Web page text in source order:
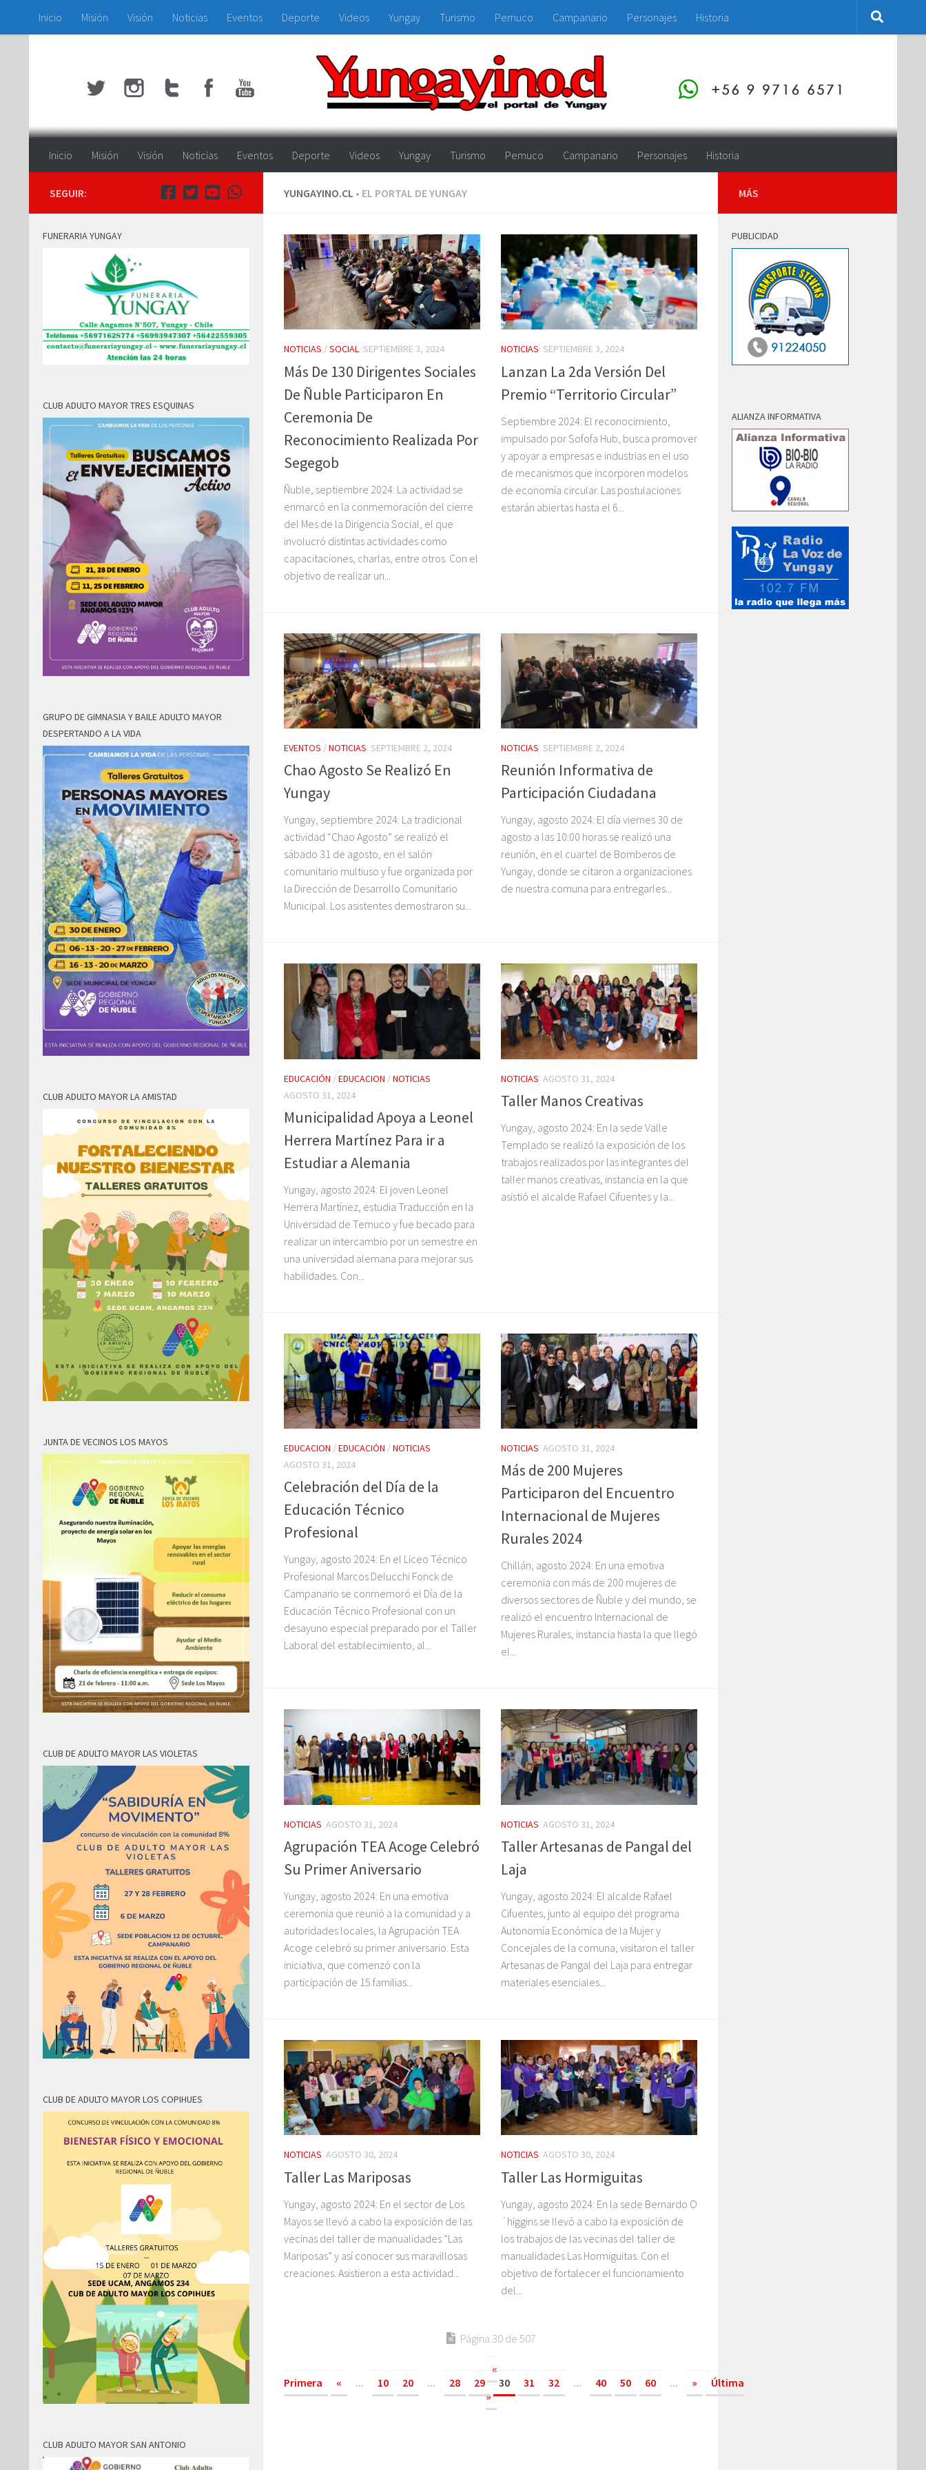
Saltar al contenido
Inicio Misión Visión Noticias Eventos Deporte Videos Yungay Turismo Pemuco Campanario Personajes Historia
Inicio Misión Visión Noticias Eventos Deporte Videos Yungay Turismo Pemuco Campanario Personajes Historia
YUNGAYINO.CL • EL PORTAL DE YUNGAY
NOTICIAS /SOCIAL SEPTIEMBRE 3, 2024
Más De 130 Dirigentes Sociales
De Ñuble Participaron En
Ceremonia De
Reconocimiento Realizada Por
Segegob
Ñuble, septiembre 2024: La actividad se
enmarcó en la conmemoración del cierre
del Mes de la Dirigencia Social, el que
involucró distintas actividades como
capacitaciones, charlas, entre otros. Con el
objetivo de realizar un...
NOTICIAS SEPTIEMBRE 3, 2024
Lanzan La 2da Versión Del
Premio “Territorio Circular”
Septiembre 2024: El reconocimiento,
impulsado por Sofofa Hub, busca promover
y apoyar a empresas e industrias en el uso
de mecanismos que incorporen modelos
de economía circular. Las postulaciones
estarán abiertas hasta el 6...
EVENTOS /NOTICIAS SEPTIEMBRE 2, 2024
Chao Agosto Se Realizó En
Yungay
Yungay, septiembre 2024: La tradicional
actividad “Chao Agosto” se realizó el
sábado 31 de agosto, en el salón
comunitario multiuso y fue organizada por
la Dirección de Desarrollo Comunitario
Municipal. Los asistentes demostraron su...
NOTICIAS SEPTIEMBRE 2, 2024
Reunión Informativa de
Participación Ciudadana
Yungay, agosto 2024: El día viernes 30 de
agosto a las 10:00 horas se realizó una
reunión, en el cuartel de Bomberos de
Yungay, donde se citaron a organizaciones
de nuestra comuna para entregarles...
EDUCACIÓN /EDUCACION /NOTICIAS
AGOSTO 31, 2024
Municipalidad Apoya a Leonel
Herrera Martínez Para ir a
Estudiar a Alemania
Yungay, agosto 2024: El joven Leonel
Herrera Martínez, estudia Traducción en la
Universidad de Temuco y fue becado para
realizar un intercambio por un semestre en
una universidad alemana para mejorar sus
habilidades. Con...
NOTICIAS AGOSTO 31, 2024
Taller Manos Creativas
Yungay, agosto 2024: En la sede Valle
Templado se realizó la exposición de los
trabajos realizados por las integrantes del
taller manos creativas, instancia en la que
asistió el alcalde Rafael Cifuentes y la...
EDUCACION /EDUCACIÓN /NOTICIAS
AGOSTO 31, 2024
Celebración del Día de la
Educación Técnico
Profesional
Yungay, agosto 2024: En el Liceo Técnico
Profesional Marcos Delucchi Fonck de
Campanario se conmemoró el Día de la
Educación Técnico Profesional con un
desayuno especial preparado por el Taller
Laboral del establecimiento, al...
NOTICIAS AGOSTO 31, 2024
Más de 200 Mujeres
Participaron del Encuentro
Internacional de Mujeres
Rurales 2024
Chillán, agosto 2024: En una emotiva
ceremonia con más de 200 mujeres de
diversos sectores de Ñuble y del mundo, se
realizó el encuentro Internacional de
Mujeres Rurales, instancia hasta la que llegó
el...
NOTICIAS AGOSTO 31, 2024
Agrupación TEA Acoge Celebró
Su Primer Aniversario
Yungay, agosto 2024: En una emotiva
ceremonia que reunió a la comunidad y a
autoridades locales, la Agrupación TEA
Acoge celebró su primer aniversario. Esta
iniciativa, que comenzó con la
participación de 15 familias...
NOTICIAS AGOSTO 31, 2024
Taller Artesanas de Pangal del
Laja
Yungay, agosto 2024: El alcalde Rafael
Cifuentes, junto al equipo del programa
Autonomía Económica de la Mujer y
Concejales de la comuna, visitaron el taller
Artesanas de Pangal del Laja para entregar
materiales esenciales...
NOTICIAS AGOSTO 30, 2024
Taller Las Mariposas
Yungay, agosto 2024: En el sector de Los
Mayos se llevó a cabo la exposición de las
vecinas del taller de manualidades “Las
Mariposas” y así conocer sus maravillosas
creaciones. Asistieron a esta actividad...
NOTICIAS AGOSTO 30, 2024
Taller Las Hormiguitas
Yungay, agosto 2024: En la sede Bernardo O
´higgins se llevó a cabo la exposición de
los trabajos de las vecinas del taller de
manualidades Las Hormiguitas. Con el
objetivo de fortalecer el funcionamiento
del...
Página 30 de 507
«
Primera
« ... 10 20 ... 28 29 30 31 32 ... 40 50 60 ... »
Última
»
SEGUIR:
FUNERARIA YUNGAY
CLUB ADULTO MAYOR TRES ESQUINAS
GRUPO DE GIMNASIA Y BAILE ADULTO MAYOR
DESPERTANDO A LA VIDA
CLUB ADULTO MAYOR LA AMISTAD
JUNTA DE VECINOS LOS MAYOS
CLUB DE ADULTO MAYOR LAS VIOLETAS
CLUB DE ADULTO MAYOR LOS COPIHUES
CLUB ADULTO MAYOR SAN ANTONIO
MÁS
PUBLICIDAD
ALIANZA INFORMATIVA